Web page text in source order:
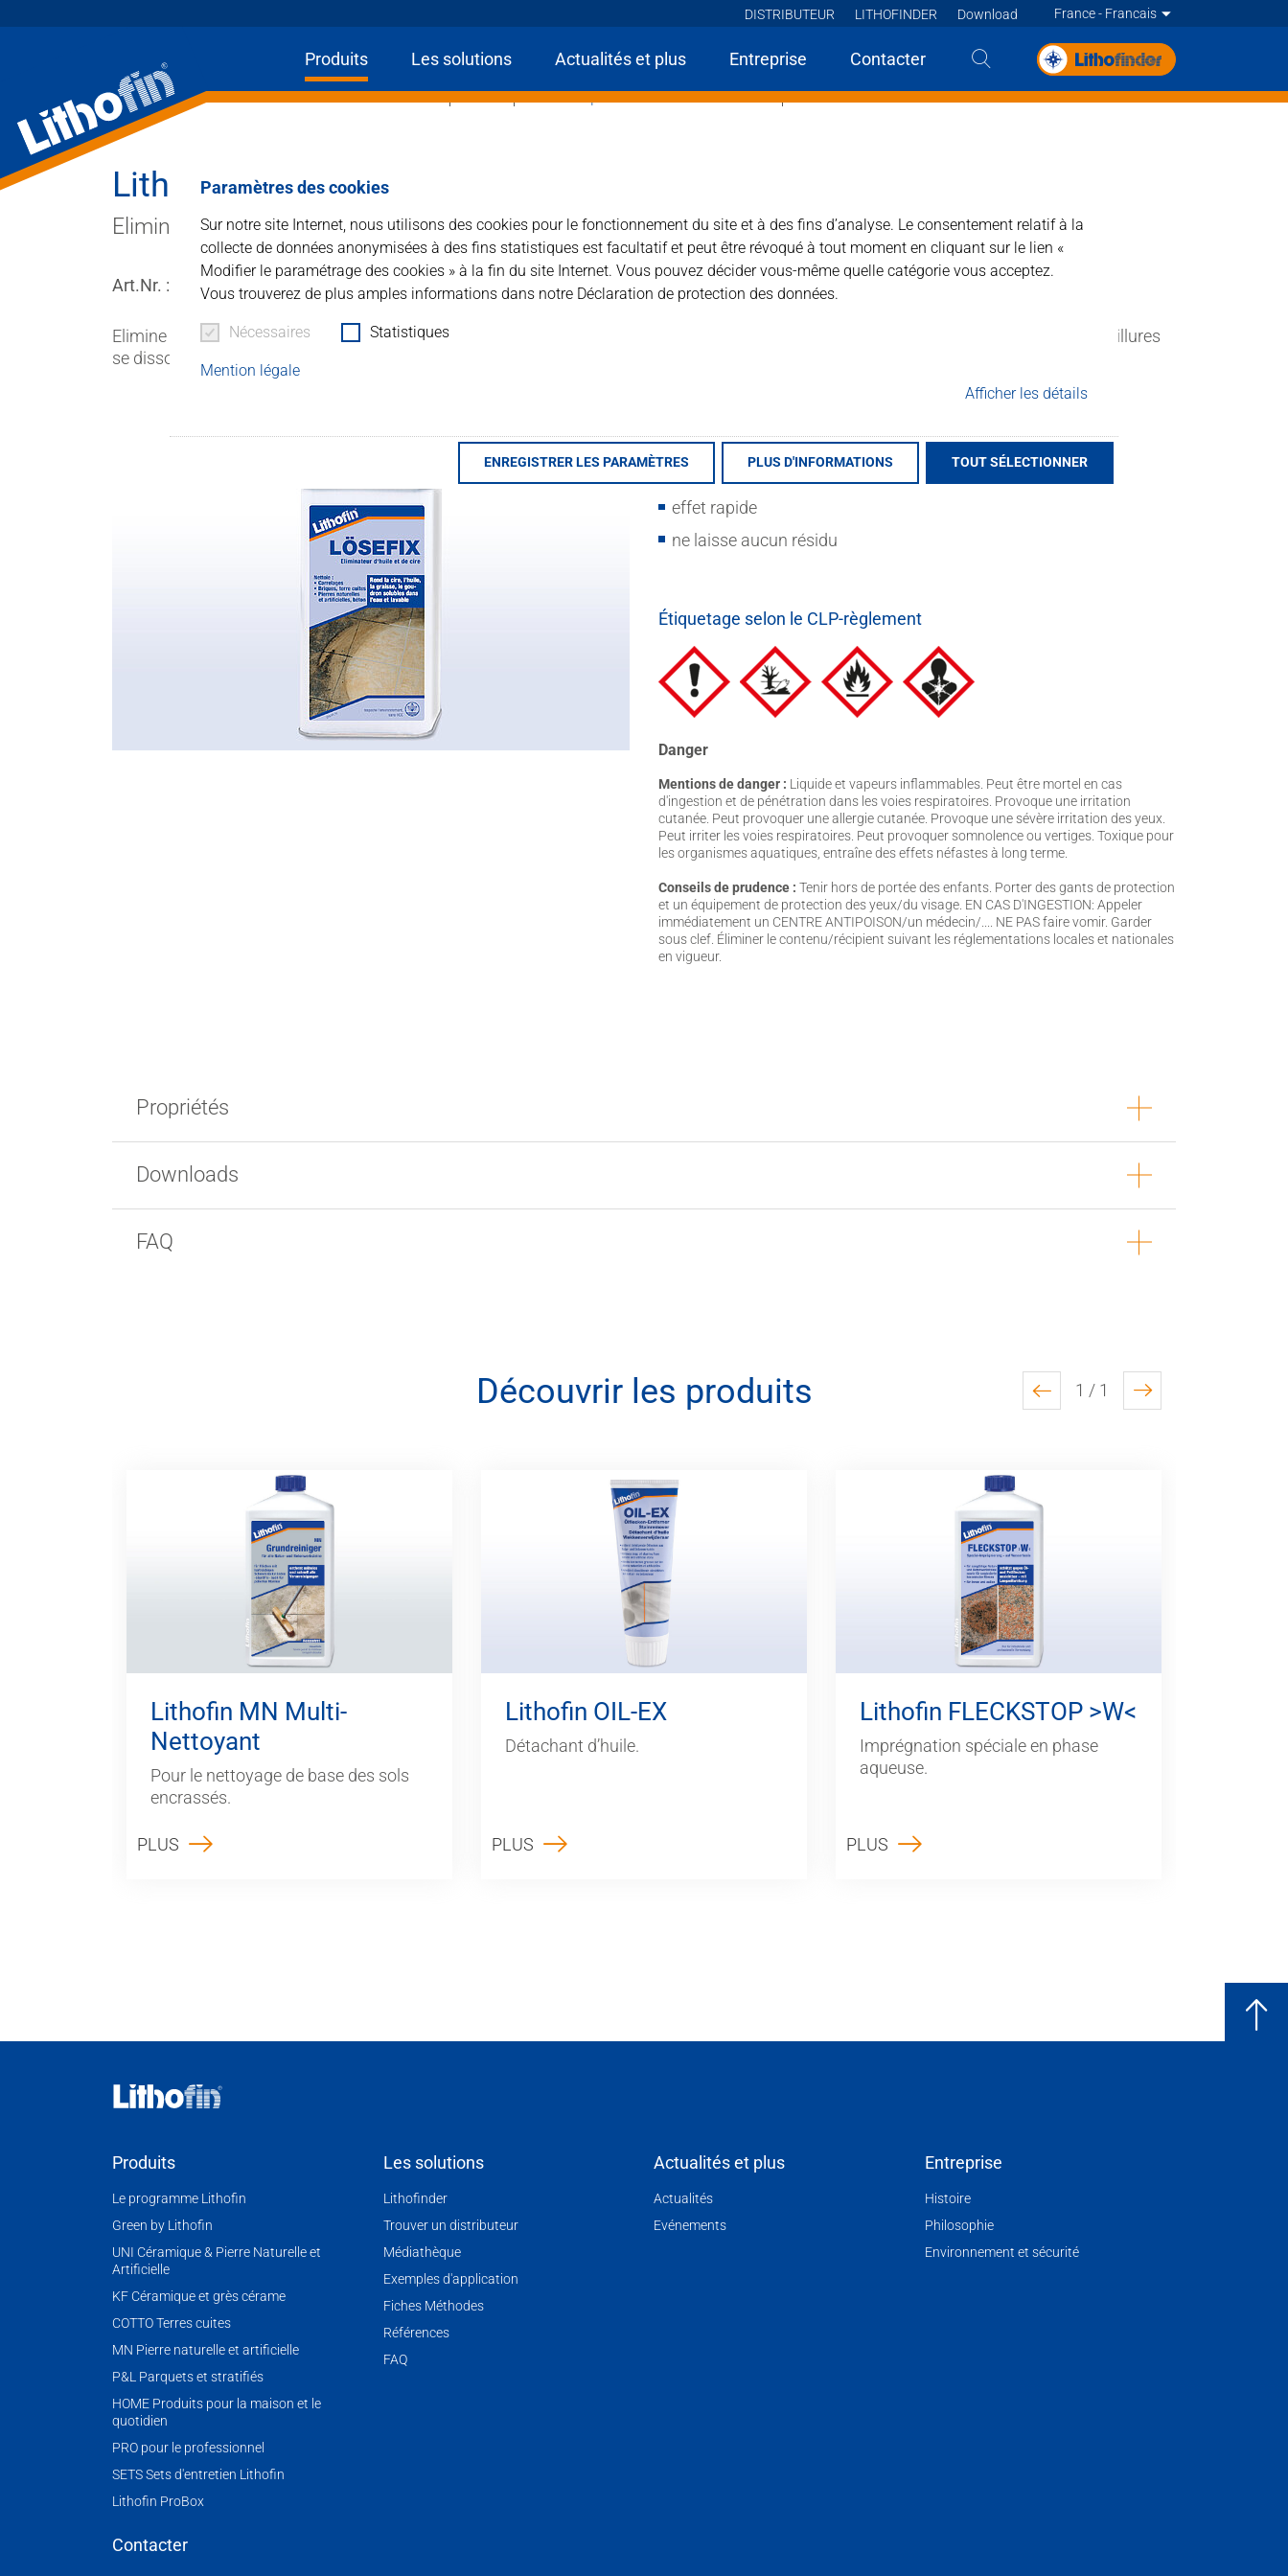
Paramètres des cookies
Sur notre site Internet, nous utilisons des cookies pour le fonctionnement du site et à des fins d’analyse. Le consentement relatif à la
collecte de données anonymisées à des fins statistiques est facultatif et peut être révoqué à tout moment en cliquant sur le lien «
Modifier le paramétrage des cookies » à la fin du site Internet. Vous pouvez décider vous-même quelle catégorie vous acceptez.
Vous trouverez de plus amples informations dans notre Déclaration de protection des données.
Nécessaires Statistiques
Mention légale
Afficher les détails
ENREGISTRER LES PARAMÈTRES PLUS D'INFORMATIONS TOUT SÉLECTIONNER
DISTRIBUTEUR LITHOFINDER Download
France - Francais
Deutsch
English
English
Deutsch Francais
Nederlands - BE
Produits Les solutions Actualités et plus Entreprise Contacter
Produits
Les solutions
Lithofin LÖSEFIX
Eliminateur d'huile et de cire.
Art.Nr. : 018
Elimine les couches de cire, de vitrification, le goudron, les taches d’huile et de graisse tenaces, les restes de peinture et de colle. Les souillures
se dissolvent et sont ensuite lavables à l’eau.
Type de produit : nettoyant à base de solvants
effet rapide
ne laisse aucun résidu
Étiquetage selon le CLP-règlement
Danger
Mentions de danger : Liquide et vapeurs inflammables. Peut être mortel en cas
d'ingestion et de pénétration dans les voies respiratoires. Provoque une irritation
cutanée. Peut provoquer une allergie cutanée. Provoque une sévère irritation des yeux.
Peut irriter les voies respiratoires. Peut provoquer somnolence ou vertiges. Toxique pour
les organismes aquatiques, entraîne des effets néfastes à long terme.
Conseils de prudence : Tenir hors de portée des enfants. Porter des gants de protection
et un équipement de protection des yeux/du visage. EN CAS D'INGESTION: Appeler
immédiatement un CENTRE ANTIPOISON/un médecin/.... NE PAS faire vomir. Garder
sous clef. Éliminer le contenu/récipient suivant les réglementations locales et nationales
en vigueur.
Propriétés
Downloads
FAQ
Découvrir les produits previous
1 / 1
next
Lithofin MN Multi-
Nettoyant
Pour le nettoyage de base des sols
encrassés.
PLUS
Lithofin OIL-EX
Détachant d’huile.
PLUS
Lithofin FLECKSTOP >W<
Imprégnation spéciale en phase
aqueuse.
PLUS
Produits
Le programme Lithofin
Green by Lithofin
UNI Céramique & Pierre Naturelle et
Artificielle
KF Céramique et grès cérame
COTTO Terres cuites
MN Pierre naturelle et artificielle
P&L Parquets et stratifiés
HOME Produits pour la maison et le
quotidien
PRO pour le professionnel
SETS Sets d'entretien Lithofin
Lithofin ProBox
Les solutions
Lithofinder
Trouver un distributeur
Médiathèque
Exemples d'application
Fiches Méthodes
Références
FAQ
Actualités et plus
Actualités
Evénements
Entreprise
Histoire
Philosophie
Environnement et sécurité
Contacter